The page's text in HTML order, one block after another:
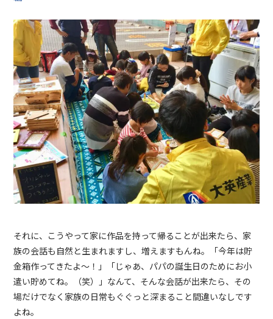
それに、こうやって家に作品を持って帰ることが出来たら、家
族の会話も自然と生まれますし、増えますもんね。「今年は貯
金箱作ってきたよ～！」「じゃあ、パパの誕生日のためにお小
遣い貯めてね。（笑）」なんて、そんな会話が出来たら、その
場だけでなく家族の日常もぐぐっと深まること間違いなしです
よね。